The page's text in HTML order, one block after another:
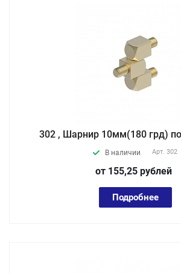
302 , Шарнир 10мм(180 грд)
В наличии Арт. 302
от 155,25 рублей
Подробнее